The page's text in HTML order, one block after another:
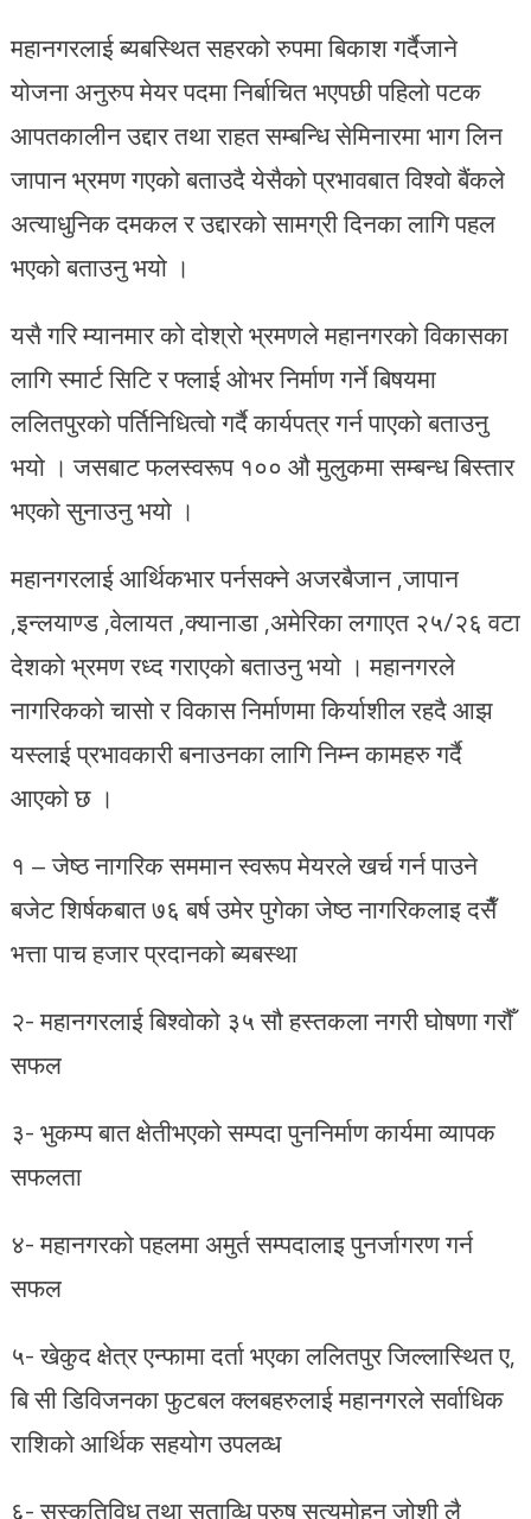
महानगरलाई ब्यबस्थित सहरको रुपमा बिकाश गर्दैजाने
योजना अनुरुप मेयर पदमा निर्बाचित भएपछी पहिलो पटक
आपतकालीन उद्दार तथा राहत सम्बन्धि सेमिनारमा भाग लिन
जापान भ्रमण गएको बताउदै येसैको प्रभावबात विश्वो बैंकले
अत्याधुनिक दमकल र उद्दारको सामग्री दिनका लागि पहल
भएको बताउनु भयो ।
यसै गरि म्यानमार को दोश्रो भ्रमणले महानगरको विकासका
लागि स्मार्ट सिटि र फ्लाई ओभर निर्माण गर्ने बिषयमा
ललितपुरको पर्तिनिधित्वो गर्दै कार्यपत्र गर्न पाएको बताउनु
भयो । जसबाट फलस्वरूप १०० औ मुलुकमा सम्बन्ध बिस्तार
भएको सुनाउनु भयो ।
महानगरलाई आर्थिकभार पर्नसक्ने अजरबैजान ,जापान
,इन्लयाण्ड ,वेलायत ,क्यानाडा ,अमेरिका लगाएत २५/२६ वटा
देशको भ्रमण रध्द गराएको बताउनु भयो । महानगरले
नागरिकको चासो र विकास निर्माणमा किर्याशील रहदै आझ
यस्लाई प्रभावकारी बनाउनका लागि निम्न कामहरु गर्दै
आएको छ ।
१ – जेष्ठ नागरिक सममान स्वरूप मेयरले खर्च गर्न पाउने
बजेट शिर्षकबात ७६ बर्ष उमेर पुगेका जेष्ठ नागरिकलाइ दसैँ
भत्ता पाच हजार प्रदानको ब्यबस्था
२- महानगरलाई बिश्वोको ३५ सौ हस्तकला नगरी घोषणा गरौँ
सफल
३- भुकम्प बात क्षेतीभएको सम्पदा पुननिर्माण कार्यमा व्यापक
सफलता
४- महानगरको पहलमा अमुर्त सम्पदालाइ पुनर्जागरण गर्न
सफल
५- खेकुद क्षेत्र एन्फामा दर्ता भएका ललितपुर जिल्लास्थित ए,
बि सी डिविजनका फुटबल क्लबहरुलाई महानगरले सर्वाधिक
राशिको आर्थिक सहयोग उपलव्ध
६- सस्कृतिविध तथा सताव्धि पुरुष सत्यमोहन जोशी लै